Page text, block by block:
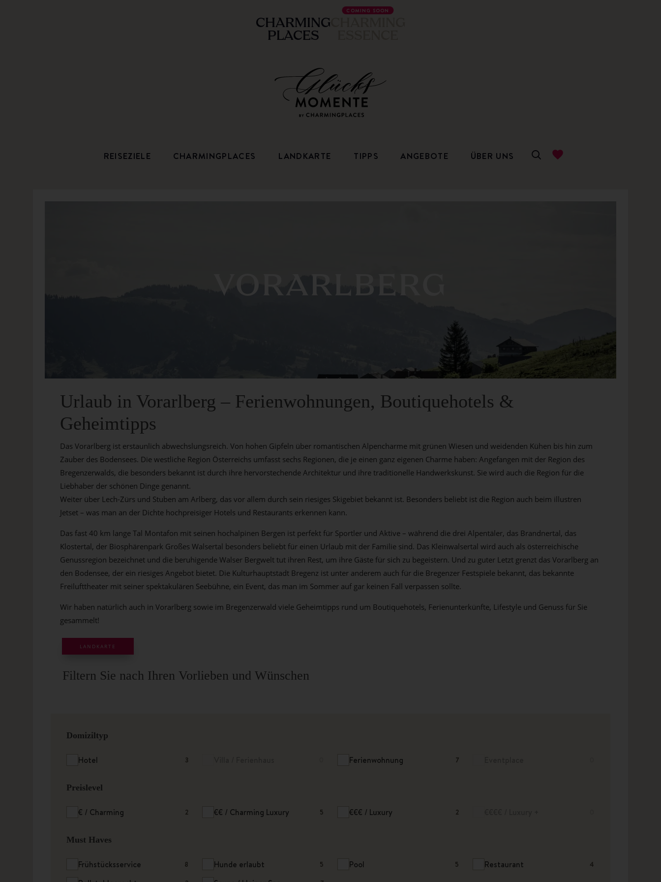
CHARMING
PLACES
COMING SOON
REISEZIELE CHARMINGPLACES LANDKARTE TIPPS ANGEBOTE ÜBER UNS
VORARLBERG
Urlaub in Vorarlberg – Ferienwohnungen, Boutiquehotels &
Geheimtipps
Das Vorarlberg ist erstaunlich abwechslungsreich. Von hohen Gipfeln über romantischen Alpencharme mit grünen Wiesen und weidenden Kühen bis hin zum
Zauber des Bodensees. Die westliche Region Österreichs umfasst sechs Regionen, die je einen ganz eigenen Charme haben: Angefangen mit der Region des
Bregenzerwalds, die besonders bekannt ist durch ihre hervorstechende Architektur und ihre traditionelle Handwerkskunst. Sie wird auch die Region für die
Liebhaber der schönen Dinge genannt.
Weiter über Lech-Zürs und Stuben am Arlberg, das vor allem durch sein riesiges Skigebiet bekannt ist. Besonders beliebt ist die Region auch beim illustren
Jetset – was man an der Dichte hochpreisiger Hotels und Restaurants erkennen kann.
Das fast 40 km lange Tal Montafon mit seinen hochalpinen Bergen ist perfekt für Sportler und Aktive – während die drei Alpentäler, das Brandnertal, das
Klostertal, der Biosphärenpark Großes Walsertal besonders beliebt für einen Urlaub mit der Familie sind. Das Kleinwalsertal wird auch als österreichische
Genussregion bezeichnet und die beruhigende Walser Bergwelt tut ihren Rest, um ihre Gäste für sich zu begeistern. Und zu guter Letzt grenzt das Vorarlberg an
den Bodensee, der ein riesiges Angebot bietet. Die Kulturhauptstadt Bregenz ist unter anderem auch für die Bregenzer Festspiele bekannt, das bekannte
Freilufttheater mit seiner spektakulären Seebühne, ein Event, das man im Sommer auf gar keinen Fall verpassen sollte.
Wir haben natürlich auch in Vorarlberg sowie im Bregenzerwald viele Geheimtipps rund um Boutiquehotels, Ferienunterkünfte, Lifestyle und Genuss für Sie
gesammelt!
LANDKARTE
Filtern Sie nach Ihren Vorlieben und Wünschen
Domiziltyp
Hotel 3 Ferienwohnung 7
Preislevel
€ / Charming 2 €€ / Charming Luxury 5 €€€ / Luxury 2
Must Haves
Frühstücksservice 8 Hunde erlaubt 5 Pool 5 Restaurant 4